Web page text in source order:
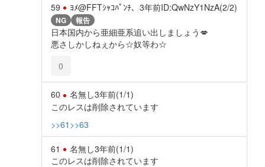
59 ﾖﾒ@FFTｼｬｺﾊﾟﾝﾁ、 3年前ID:QwNzY1NzA(2/2)
NG 報告
日本国内から亜細亜系追い出しましょう💋
悪さしかしねぇから☆奴等わ☆
0
60 名無し3年前(1/1)
このレスは削除されています
>>61 >>63
61 名無し3年前(1/1)
このレスは削除されています